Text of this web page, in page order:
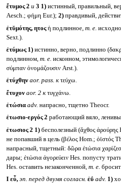
ἔτυμος 2 и 3 1)истинный, правильный,
Aesch.; φήμη Eur.); 2)правдивый,
ἐτῠμότης, ητοςἡ подлинное, т. е.
Sext.).
ἐτύμως 1)истинно, верно, подлинно
подлинном, т. е. исконном,
σύμπαν ὀνομάζουσιν Arst.).
ἐτύχθην aor. pass. кτεύχω.
ἔτυχον aor. 2 кτυγχάνω.
ἐτώσια adv. напрасно, тщетно Theocr.
ἐτωσιο-εργός 2 работающий вяло,
ἐτωσιος 2 1)бесполезный (ἄχθος ἀρούρης
не попавший в цель (βέλος Hom.; ὀϊστός
напрасный, тщетный: δῶρα ἐτώσια
дары; ἐτώσια ἀγορεύειν Hes. попусту
Hes. оставить незаконченной, т. е.
I εὖ, эп. перед двумя согласн. ἐΰ adv. 1)